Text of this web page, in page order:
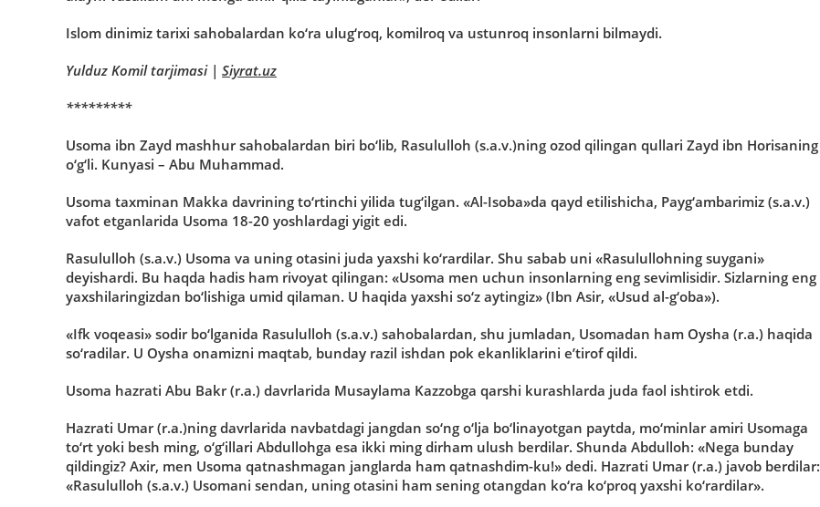
Islom dinimiz tarixi sahobalardan ko‘ra ulug‘roq, komilroq va ustunroq insonlarni bilmaydi.
Yulduz Komil tarjimasi| Siyrat.uz
*********
Usoma ibn Zayd mashhur sahobalardan biri bo‘lib, Rasululloh (s.a.v.)ning ozod qilingan qullari Zayd ibn Horisaning
o‘g‘li. Kunyasi – Abu Muhammad.
Usoma taxminan Makka davrining to‘rtinchi yilida tug‘ilgan. «Al-Isoba»da qayd etilishicha, Payg‘ambarimiz (s.a.v.)
vafot etganlarida Usoma 18-20 yoshlardagi yigit edi.
Rasululloh (s.a.v.) Usoma va uning otasini juda yaxshi ko‘rardilar. Shu sabab uni «Rasulullohning suygani»
deyishardi. Bu haqda hadis ham rivoyat qilingan: «Usoma men uchun insonlarning eng sevimlisidir. Sizlarning eng
yaxshilaringizdan bo‘lishiga umid qilaman. U haqida yaxshi so‘z aytingiz» (Ibn Asir, «Usud al-g‘oba»).
«Ifk voqeasi» sodir bo‘lganida Rasululloh (s.a.v.) sahobalardan, shu jumladan, Usomadan ham Oysha (r.a.) haqida
so‘radilar. U Oysha onamizni maqtab, bunday razil ishdan pok ekanliklarini e’tirof qildi.
Usoma hazrati Abu Bakr (r.a.) davrlarida Musaylama Kazzobga qarshi kurashlarda juda faol ishtirok etdi.
Hazrati Umar (r.a.)ning davrlarida navbatdagi jangdan so‘ng o‘lja bo‘linayotgan paytda, mo‘minlar amiri Usomaga
to‘rt yoki besh ming, o‘g‘illari Abdullohga esa ikki ming dirham ulush berdilar. Shunda Abdulloh: «Nega bunday
qildingiz? Axir, men Usoma qatnashmagan janglarda ham qatnashdim-ku!» dedi. Hazrati Umar (r.a.) javob berdilar:
«Rasululloh (s.a.v.) Usomani sendan, uning otasini ham sening otangdan ko‘ra ko‘proq yaxshi ko‘rardilar».